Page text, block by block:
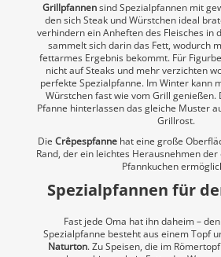
Grillpfannensind Spezialpfannen mit
den sich Steak und Würstchen ideal
verhindern ein Anheften des Fleisches in
sammelt sich darin das Fett, wodurch
fettarmes Ergebnis bekommt. Für
nicht auf Steaks und mehr verzichten
perfekte Spezialpfanne. Im Winter kann
Würstchen fast wie vom Grill genießen.
Pfanne hinterlassen das gleiche Muster
Grillrost.
Die Crêpespfannehat eine große
Rand, der ein leichtes Herausnehmen
Pfannkuchen
Spezialpfannen für
Fast jede Oma hat ihn daheim – den
Spezialpfanne besteht aus einem Topf
Naturton. Zu Speisen, die im